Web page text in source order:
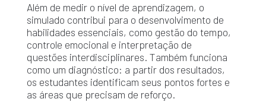
Além de medir o nível de aprendizagem, o
simulado contribui para o desenvolvimento de
habilidades essenciais, como gestão do tempo,
controle emocional e interpretação de
questões interdisciplinares. Também funciona
como um diagnóstico: a partir dos resultados,
os estudantes identificam seus pontos fortes e
as áreas que precisam de reforço.